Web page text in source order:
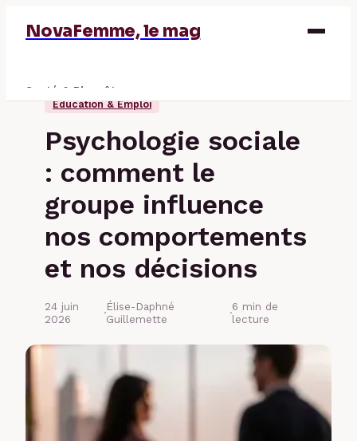
NovaFemme, le mag
Santé & Bien-être
Éducation & Emploi
Éducation & Emploi
Psychologie sociale
: comment le
groupe influence
nos comportements
et nos décisions
24 juin
2026
·Élise-Daphné
Guillemette
·6 min de
lecture